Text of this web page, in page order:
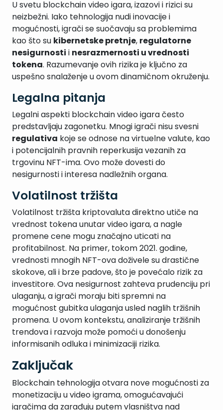
U svetu blockchain video igara, izazovi i rizici su
neizbežni. Iako tehnologija nudi inovacije i
mogućnosti, igrači se suočavaju sa problemima
kao što su kibernetske pretnje, regulatorne
nesigurnosti i nesrazmernosti u vrednosti
tokena. Razumevanje ovih rizika je ključno za
uspešno snalaženje u ovom dinamičnom okruženju.
Legalna pitanja
Legalni aspekti blockchain video igara često
predstavljaju zagonetku. Mnogi igrači nisu svesni
regulativa koje se odnose na virtuelne valute, kao
i potencijalnih pravnih reperkusija vezanih za
trgovinu NFT-ima. Ovo može dovesti do
nesigurnosti i interesa nadležnih organa.
Volatilnost tržišta
Volatilnost tržišta kriptovaluta direktno utiče na
vrednost tokena unutar video igara, a nagle
promene cene mogu značajno uticati na
profitabilnost. Na primer, tokom 2021. godine,
vrednosti mnogih NFT-ova doživele su drastične
skokove, ali i brze padove, što je povećalo rizik za
investitore. Ova nesigurnost zahteva prudenciju pri
ulaganju, a igrači moraju biti spremni na
mogućnost gubitka ulaganja usled naglih tržišnih
promena. U ovom kontekstu, analiziranje tržišnih
trendova i razvoja može pomoći u donošenju
informisanih odluka i minimizaciji rizika.
Zaključak
Blockchain tehnologija otvara nove mogućnosti za
monetizaciju u video igrama, omogućavajući
igračima da zarađuju putem vlasništva nad